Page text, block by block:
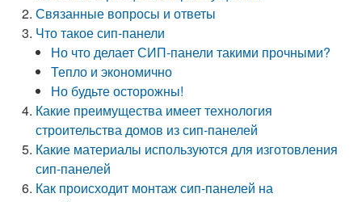
Связанные вопросы и ответы
Что такое сип-панели
Но что делает СИП-панели такими прочными?
Тепло и экономично
Но будьте осторожны!
Какие преимущества имеет технология
строительства домов из сип-панелей
Какие материалы используются для изготовления
сип-панелей
Как происходит монтаж сип-панелей на